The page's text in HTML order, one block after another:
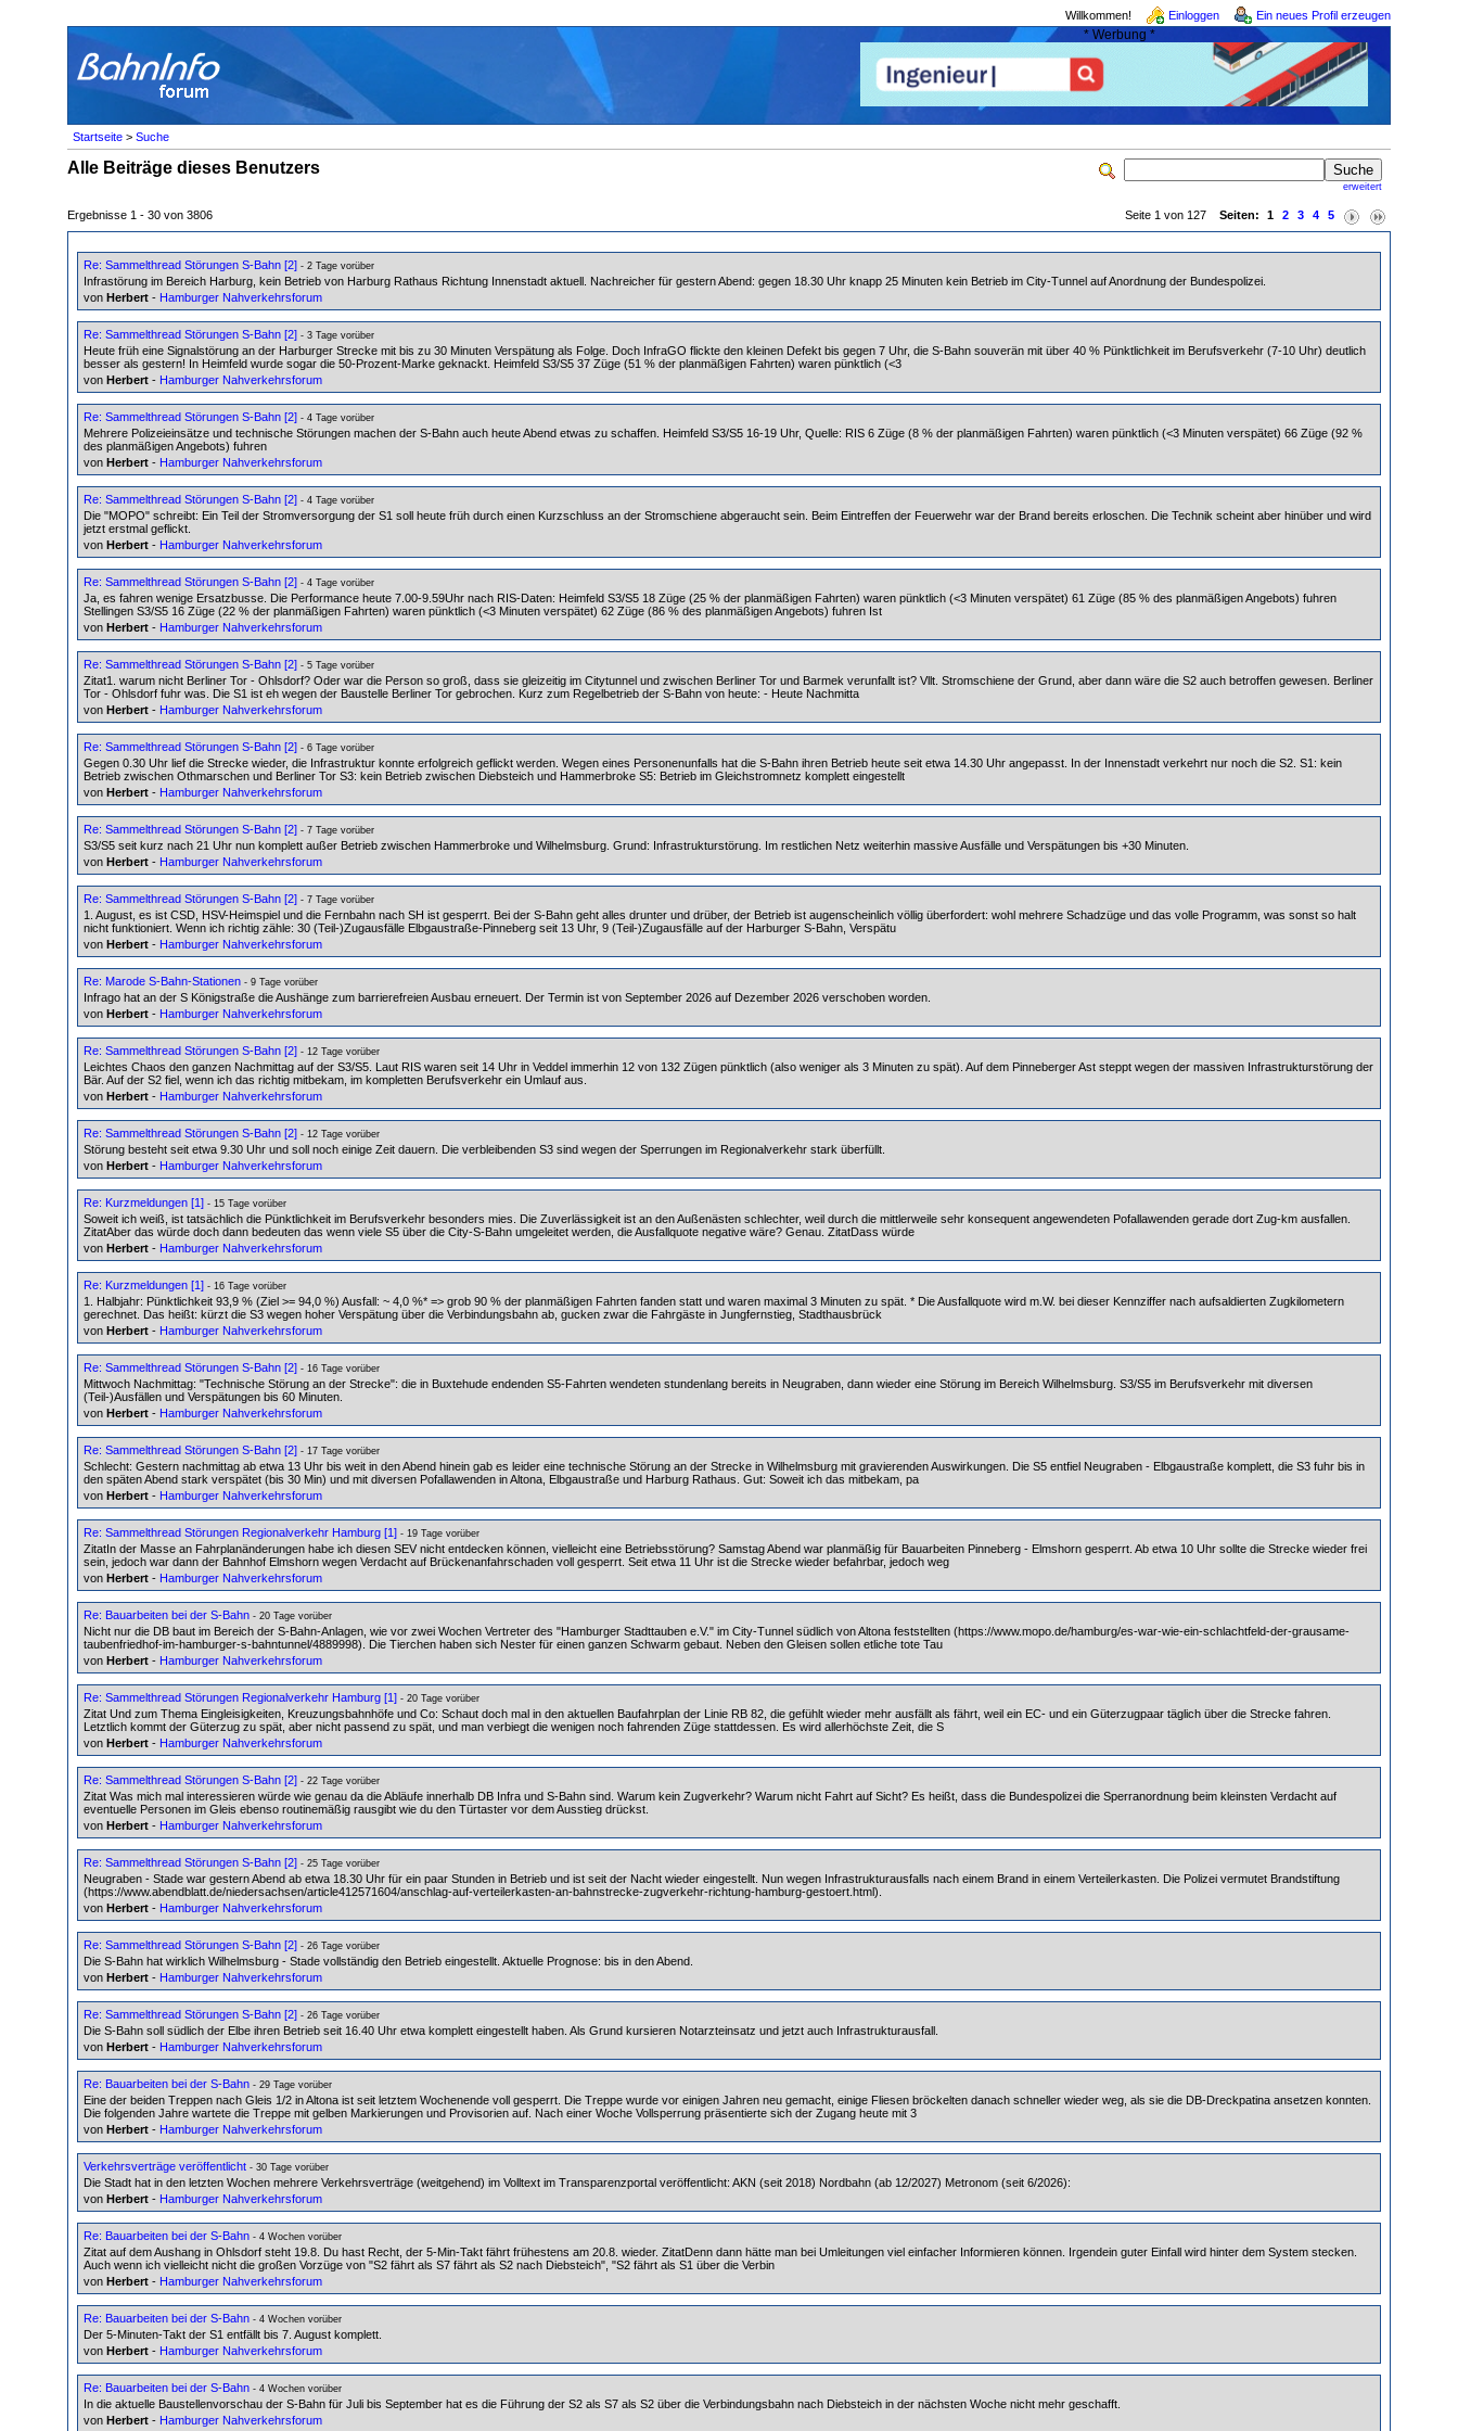
Willkommen! Einloggen Ein neues Profil erzeugen
* Werbung *
Startseite > Suche
erweitert
Alle Beiträge dieses Benutzers
Seite 1 von 127 Seiten: 1 2 3 4 5
Ergebnisse 1 - 30 von 3806
Re: Sammelthread Störungen S-Bahn [2] - 2 Tage vorüber
Infrastörung im Bereich Harburg, kein Betrieb von Harburg Rathaus Richtung Innenstadt aktuell. Nachreicher für gestern Abend: gegen 18.30 Uhr knapp 25 Minuten kein Betrieb im City-Tunnel auf Anordnung der Bundespolizei.
von Herbert - Hamburger Nahverkehrsforum
Re: Sammelthread Störungen S-Bahn [2] - 3 Tage vorüber
Heute früh eine Signalstörung an der Harburger Strecke mit bis zu 30 Minuten Verspätung als Folge. Doch InfraGO flickte den kleinen Defekt bis gegen 7 Uhr, die S-Bahn souverän mit über 40 % Pünktlichkeit im Berufsverkehr (7-10 Uhr) deutlich
besser als gestern! In Heimfeld wurde sogar die 50-Prozent-Marke geknackt. Heimfeld S3/S5 37 Züge (51 % der planmäßigen Fahrten) waren pünktlich (<3
von Herbert - Hamburger Nahverkehrsforum
Re: Sammelthread Störungen S-Bahn [2] - 4 Tage vorüber
Mehrere Polizeieinsätze und technische Störungen machen der S-Bahn auch heute Abend etwas zu schaffen. Heimfeld S3/S5 16-19 Uhr, Quelle: RIS 6 Züge (8 % der planmäßigen Fahrten) waren pünktlich (<3 Minuten verspätet) 66 Züge (92 %
des planmäßigen Angebots) fuhren
von Herbert - Hamburger Nahverkehrsforum
Re: Sammelthread Störungen S-Bahn [2] - 4 Tage vorüber
Die "MOPO" schreibt: Ein Teil der Stromversorgung der S1 soll heute früh durch einen Kurzschluss an der Stromschiene abgeraucht sein. Beim Eintreffen der Feuerwehr war der Brand bereits erloschen. Die Technik scheint aber hinüber und wird
jetzt erstmal geflickt.
von Herbert - Hamburger Nahverkehrsforum
Re: Sammelthread Störungen S-Bahn [2] - 4 Tage vorüber
Ja, es fahren wenige Ersatzbusse. Die Performance heute 7.00-9.59Uhr nach RIS-Daten: Heimfeld S3/S5 18 Züge (25 % der planmäßigen Fahrten) waren pünktlich (<3 Minuten verspätet) 61 Züge (85 % des planmäßigen Angebots) fuhren
Stellingen S3/S5 16 Züge (22 % der planmäßigen Fahrten) waren pünktlich (<3 Minuten verspätet) 62 Züge (86 % des planmäßigen Angebots) fuhren Ist
von Herbert - Hamburger Nahverkehrsforum
Re: Sammelthread Störungen S-Bahn [2] - 5 Tage vorüber
Zitat1. warum nicht Berliner Tor - Ohlsdorf? Oder war die Person so groß, dass sie gleizeitig im Citytunnel und zwischen Berliner Tor und Barmek verunfallt ist? Vllt. Stromschiene der Grund, aber dann wäre die S2 auch betroffen gewesen. Berliner
Tor - Ohlsdorf fuhr was. Die S1 ist eh wegen der Baustelle Berliner Tor gebrochen. Kurz zum Regelbetrieb der S-Bahn von heute: - Heute Nachmitta
von Herbert - Hamburger Nahverkehrsforum
Re: Sammelthread Störungen S-Bahn [2] - 6 Tage vorüber
Gegen 0.30 Uhr lief die Strecke wieder, die Infrastruktur konnte erfolgreich geflickt werden. Wegen eines Personenunfalls hat die S-Bahn ihren Betrieb heute seit etwa 14.30 Uhr angepasst. In der Innenstadt verkehrt nur noch die S2. S1: kein
Betrieb zwischen Othmarschen und Berliner Tor S3: kein Betrieb zwischen Diebsteich und Hammerbroke S5: Betrieb im Gleichstromnetz komplett eingestellt
von Herbert - Hamburger Nahverkehrsforum
Re: Sammelthread Störungen S-Bahn [2] - 7 Tage vorüber
S3/S5 seit kurz nach 21 Uhr nun komplett außer Betrieb zwischen Hammerbroke und Wilhelmsburg. Grund: Infrastrukturstörung. Im restlichen Netz weiterhin massive Ausfälle und Verspätungen bis +30 Minuten.
von Herbert - Hamburger Nahverkehrsforum
Re: Sammelthread Störungen S-Bahn [2] - 7 Tage vorüber
1. August, es ist CSD, HSV-Heimspiel und die Fernbahn nach SH ist gesperrt. Bei der S-Bahn geht alles drunter und drüber, der Betrieb ist augenscheinlich völlig überfordert: wohl mehrere Schadzüge und das volle Programm, was sonst so halt
nicht funktioniert. Wenn ich richtig zähle: 30 (Teil-)Zugausfälle Elbgaustraße-Pinneberg seit 13 Uhr, 9 (Teil-)Zugausfälle auf der Harburger S-Bahn, Verspätu
von Herbert - Hamburger Nahverkehrsforum
Re: Marode S-Bahn-Stationen - 9 Tage vorüber
Infrago hat an der S Königstraße die Aushänge zum barrierefreien Ausbau erneuert. Der Termin ist von September 2026 auf Dezember 2026 verschoben worden.
von Herbert - Hamburger Nahverkehrsforum
Re: Sammelthread Störungen S-Bahn [2] - 12 Tage vorüber
Leichtes Chaos den ganzen Nachmittag auf der S3/S5. Laut RIS waren seit 14 Uhr in Veddel immerhin 12 von 132 Zügen pünktlich (also weniger als 3 Minuten zu spät). Auf dem Pinneberger Ast steppt wegen der massiven Infrastrukturstörung der
Bär. Auf der S2 fiel, wenn ich das richtig mitbekam, im kompletten Berufsverkehr ein Umlauf aus.
von Herbert - Hamburger Nahverkehrsforum
Re: Sammelthread Störungen S-Bahn [2] - 12 Tage vorüber
Störung besteht seit etwa 9.30 Uhr und soll noch einige Zeit dauern. Die verbleibenden S3 sind wegen der Sperrungen im Regionalverkehr stark überfüllt.
von Herbert - Hamburger Nahverkehrsforum
Re: Kurzmeldungen [1] - 15 Tage vorüber
Soweit ich weiß, ist tatsächlich die Pünktlichkeit im Berufsverkehr besonders mies. Die Zuverlässigkeit ist an den Außenästen schlechter, weil durch die mittlerweile sehr konsequent angewendeten Pofallawenden gerade dort Zug-km ausfallen.
ZitatAber das würde doch dann bedeuten das wenn viele S5 über die City-S-Bahn umgeleitet werden, die Ausfallquote negative wäre? Genau. ZitatDass würde
von Herbert - Hamburger Nahverkehrsforum
Re: Kurzmeldungen [1] - 16 Tage vorüber
1. Halbjahr: Pünktlichkeit 93,9 % (Ziel >= 94,0 %) Ausfall: ~ 4,0 %* => grob 90 % der planmäßigen Fahrten fanden statt und waren maximal 3 Minuten zu spät. * Die Ausfallquote wird m.W. bei dieser Kennziffer nach aufsaldierten Zugkilometern
gerechnet. Das heißt: kürzt die S3 wegen hoher Verspätung über die Verbindungsbahn ab, gucken zwar die Fahrgäste in Jungfernstieg, Stadthausbrück
von Herbert - Hamburger Nahverkehrsforum
Re: Sammelthread Störungen S-Bahn [2] - 16 Tage vorüber
Mittwoch Nachmittag: "Technische Störung an der Strecke": die in Buxtehude endenden S5-Fahrten wendeten stundenlang bereits in Neugraben, dann wieder eine Störung im Bereich Wilhelmsburg. S3/S5 im Berufsverkehr mit diversen
(Teil-)Ausfällen und Verspätungen bis 60 Minuten.
von Herbert - Hamburger Nahverkehrsforum
Re: Sammelthread Störungen S-Bahn [2] - 17 Tage vorüber
Schlecht: Gestern nachmittag ab etwa 13 Uhr bis weit in den Abend hinein gab es leider eine technische Störung an der Strecke in Wilhelmsburg mit gravierenden Auswirkungen. Die S5 entfiel Neugraben - Elbgaustraße komplett, die S3 fuhr bis in
den späten Abend stark verspätet (bis 30 Min) und mit diversen Pofallawenden in Altona, Elbgaustraße und Harburg Rathaus. Gut: Soweit ich das mitbekam, pa
von Herbert - Hamburger Nahverkehrsforum
Re: Sammelthread Störungen Regionalverkehr Hamburg [1] - 19 Tage vorüber
ZitatIn der Masse an Fahrplanänderungen habe ich diesen SEV nicht entdecken können, vielleicht eine Betriebsstörung? Samstag Abend war planmäßig für Bauarbeiten Pinneberg - Elmshorn gesperrt. Ab etwa 10 Uhr sollte die Strecke wieder frei
sein, jedoch war dann der Bahnhof Elmshorn wegen Verdacht auf Brückenanfahrschaden voll gesperrt. Seit etwa 11 Uhr ist die Strecke wieder befahrbar, jedoch weg
von Herbert - Hamburger Nahverkehrsforum
Re: Bauarbeiten bei der S-Bahn - 20 Tage vorüber
Nicht nur die DB baut im Bereich der S-Bahn-Anlagen, wie vor zwei Wochen Vertreter des "Hamburger Stadttauben e.V." im City-Tunnel südlich von Altona feststellten (https://www.mopo.de/hamburg/es-war-wie-ein-schlachtfeld-der-grausame-
taubenfriedhof-im-hamburger-s-bahntunnel/4889998). Die Tierchen haben sich Nester für einen ganzen Schwarm gebaut. Neben den Gleisen sollen etliche tote Tau
von Herbert - Hamburger Nahverkehrsforum
Re: Sammelthread Störungen Regionalverkehr Hamburg [1] - 20 Tage vorüber
Zitat Und zum Thema Eingleisigkeiten, Kreuzungsbahnhöfe und Co: Schaut doch mal in den aktuellen Baufahrplan der Linie RB 82, die gefühlt wieder mehr ausfällt als fährt, weil ein EC- und ein Güterzugpaar täglich über die Strecke fahren.
Letztlich kommt der Güterzug zu spät, aber nicht passend zu spät, und man verbiegt die wenigen noch fahrenden Züge stattdessen. Es wird allerhöchste Zeit, die S
von Herbert - Hamburger Nahverkehrsforum
Re: Sammelthread Störungen S-Bahn [2] - 22 Tage vorüber
Zitat Was mich mal interessieren würde wie genau da die Abläufe innerhalb DB Infra und S-Bahn sind. Warum kein Zugverkehr? Warum nicht Fahrt auf Sicht? Es heißt, dass die Bundespolizei die Sperranordnung beim kleinsten Verdacht auf
eventuelle Personen im Gleis ebenso routinemäßig rausgibt wie du den Türtaster vor dem Ausstieg drückst.
von Herbert - Hamburger Nahverkehrsforum
Re: Sammelthread Störungen S-Bahn [2] - 25 Tage vorüber
Neugraben - Stade war gestern Abend ab etwa 18.30 Uhr für ein paar Stunden in Betrieb und ist seit der Nacht wieder eingestellt. Nun wegen Infrastrukturausfalls nach einem Brand in einem Verteilerkasten. Die Polizei vermutet Brandstiftung
(https://www.abendblatt.de/niedersachsen/article412571604/anschlag-auf-verteilerkasten-an-bahnstrecke-zugverkehr-richtung-hamburg-gestoert.html).
von Herbert - Hamburger Nahverkehrsforum
Re: Sammelthread Störungen S-Bahn [2] - 26 Tage vorüber
Die S-Bahn hat wirklich Wilhelmsburg - Stade vollständig den Betrieb eingestellt. Aktuelle Prognose: bis in den Abend.
von Herbert - Hamburger Nahverkehrsforum
Re: Sammelthread Störungen S-Bahn [2] - 26 Tage vorüber
Die S-Bahn soll südlich der Elbe ihren Betrieb seit 16.40 Uhr etwa komplett eingestellt haben. Als Grund kursieren Notarzteinsatz und jetzt auch Infrastrukturausfall.
von Herbert - Hamburger Nahverkehrsforum
Re: Bauarbeiten bei der S-Bahn - 29 Tage vorüber
Eine der beiden Treppen nach Gleis 1/2 in Altona ist seit letztem Wochenende voll gesperrt. Die Treppe wurde vor einigen Jahren neu gemacht, einige Fliesen bröckelten danach schneller wieder weg, als sie die DB-Dreckpatina ansetzen konnten.
Die folgenden Jahre wartete die Treppe mit gelben Markierungen und Provisorien auf. Nach einer Woche Vollsperrung präsentierte sich der Zugang heute mit 3
von Herbert - Hamburger Nahverkehrsforum
Verkehrsverträge veröffentlicht - 30 Tage vorüber
Die Stadt hat in den letzten Wochen mehrere Verkehrsverträge (weitgehend) im Volltext im Transparenzportal veröffentlicht: AKN (seit 2018) Nordbahn (ab 12/2027) Metronom (seit 6/2026):
von Herbert - Hamburger Nahverkehrsforum
Re: Bauarbeiten bei der S-Bahn - 4 Wochen vorüber
Zitat auf dem Aushang in Ohlsdorf steht 19.8. Du hast Recht, der 5-Min-Takt fährt frühestens am 20.8. wieder. ZitatDenn dann hätte man bei Umleitungen viel einfacher Informieren können. Irgendein guter Einfall wird hinter dem System stecken.
Auch wenn ich vielleicht nicht die großen Vorzüge von "S2 fährt als S7 fährt als S2 nach Diebsteich", "S2 fährt als S1 über die Verbin
von Herbert - Hamburger Nahverkehrsforum
Re: Bauarbeiten bei der S-Bahn - 4 Wochen vorüber
Der 5-Minuten-Takt der S1 entfällt bis 7. August komplett.
von Herbert - Hamburger Nahverkehrsforum
Re: Bauarbeiten bei der S-Bahn - 4 Wochen vorüber
In die aktuelle Baustellenvorschau der S-Bahn für Juli bis September hat es die Führung der S2 als S7 als S2 über die Verbindungsbahn nach Diebsteich in der nächsten Woche nicht mehr geschafft.
von Herbert - Hamburger Nahverkehrsforum